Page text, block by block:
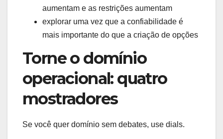
aumentam e as restrições aumentam
explorar uma vez que a confiabilidade é
mais importante do que a criação de opções
Torne o domínio
operacional: quatro
mostradores
Se você quer domínio sem debates, use dials.